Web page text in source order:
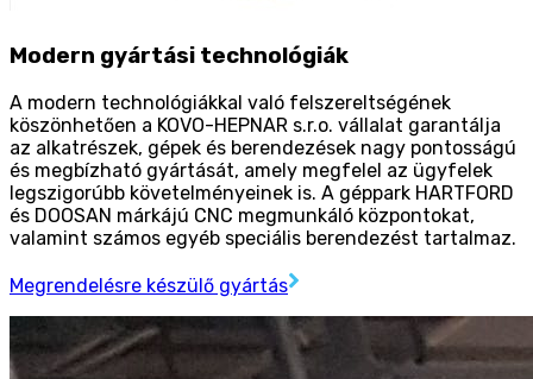
Modern gyártási technológiák
A modern technológiákkal való felszereltségének
köszönhetően a KOVO-HEPNAR s.r.o. vállalat garantálja
az alkatrészek, gépek és berendezések nagy pontosságú
és megbízható gyártását, amely megfelel az ügyfelek
legszigorúbb követelményeinek is. A géppark HARTFORD
és DOOSAN márkájú CNC megmunkáló központokat,
valamint számos egyéb speciális berendezést tartalmaz.
Megrendelésre készülő gyártás